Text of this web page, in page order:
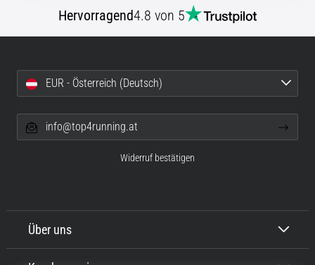
Hervorragend4.8 von 5
Über uns
EUR - Österreich (Deutsch)
info@top4running.at
Widerruf bestätigen